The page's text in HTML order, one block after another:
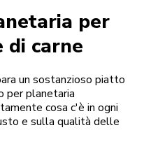
per
di carne
un sostanzioso piatto
per planetaria
cosa c'è in ogni
e sulla qualità delle